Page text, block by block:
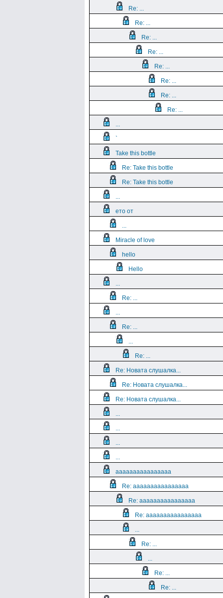
Re: ...
Re: ...
Re: ...
Re: ...
Re: ...
Re: ...
Re: ...
Re: ...
...
`
Take this bottle
Re: Take this bottle
Re: Take this bottle
...
ето от
...
Miracle of love
hello
Hello
...
Re: ...
...
Re: ...
...
Re: ...
Re: Новата слушалка...
Re: Новата слушалка...
Re: Новата слушалка...
...
...
...
...
aaaaaaaaaaaaaaaa
Re: aaaaaaaaaaaaaaaa
Re: aaaaaaaaaaaaaaaa
Re: aaaaaaaaaaaaaaaa
...
Re: ...
...
Re: ...
Re: ...